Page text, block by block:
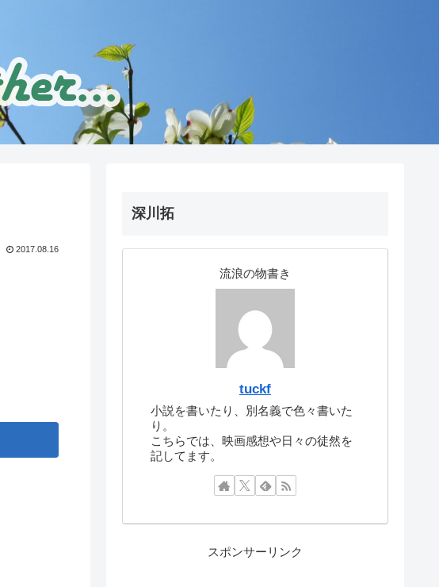
2017.08.16
深川拓
流浪の物書き
tuckf
小説を書いたり、別名義で色々書いた
り。
こちらでは、映画感想や日々の徒然を
記してます。
スポンサーリンク